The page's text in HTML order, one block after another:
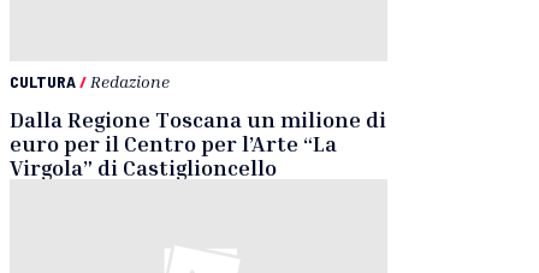
CULTURA/ Redazione
Dalla Regione Toscana un milione di
euro per il Centro per l’Arte “La
Virgola” di Castiglioncello